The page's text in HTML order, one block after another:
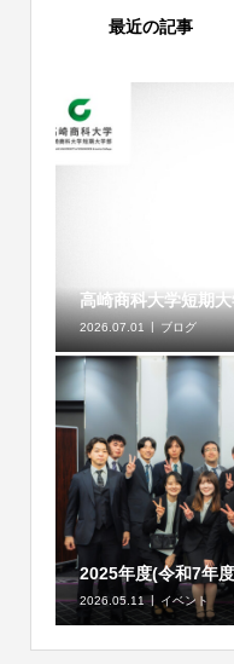
最近の記事
高崎商科大学短期
2026.07.01 ブログ
2025年度(令和7年
2026.05.11 イベント